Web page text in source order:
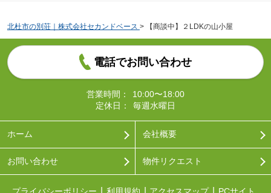
北杜市の別荘｜株式会社セカンドベース > 【商談中】２LDKの山小屋
電話でお問い合わせ
営業時間：
10:00〜18:00
定休日：
毎週水曜日
ホーム 会社概要
お問い合わせ 物件リクエスト
プライバシーポリシー 利用規約 アクセスマップ
PCサイト